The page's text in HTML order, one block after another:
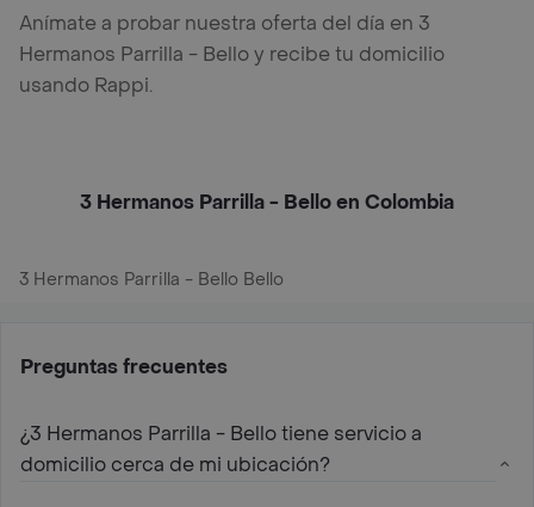
Anímate a probar nuestra oferta del día en 3
Hermanos Parrilla - Bello y recibe tu domicilio
usando Rappi.
3 Hermanos Parrilla - Bello en Colombia
3 Hermanos Parrilla - Bello Bello
Preguntas frecuentes
¿3 Hermanos Parrilla - Bello tiene servicio a
domicilio cerca de mi ubicación?